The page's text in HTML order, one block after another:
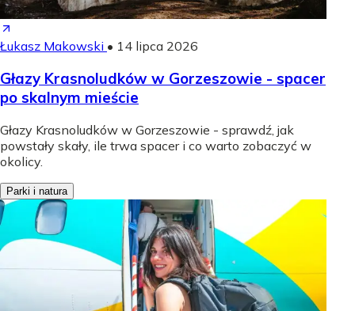
Łukasz Makowski • 14 lipca 2026
Głazy Krasnoludków w Gorzeszowie - spacer
po skalnym mieście
Głazy Krasnoludków w Gorzeszowie - sprawdź, jak
powstały skały, ile trwa spacer i co warto zobaczyć w
okolicy.
Parki i natura